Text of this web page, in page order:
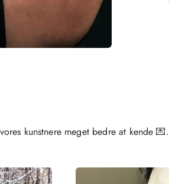
kunstnere meget bedre at kende 💌.